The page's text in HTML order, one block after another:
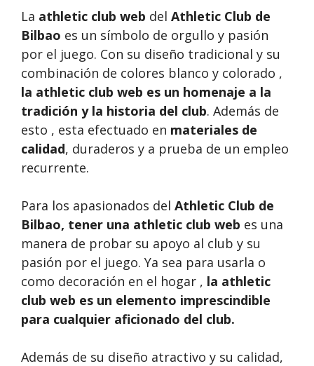
La athletic club web del Athletic Club de
Bilbao es un símbolo de orgullo y pasión
por el juego. Con su diseño tradicional y su
combinación de colores blanco y colorado ,
la athletic club web es un homenaje a la
tradición y la historia del club. Además de
esto , esta efectuado en materiales de
calidad, duraderos y a prueba de un empleo
recurrente.
Para los apasionados del Athletic Club de
Bilbao, tener una athletic club web es una
manera de probar su apoyo al club y su
pasión por el juego. Ya sea para usarla o
como decoración en el hogar , la athletic
club web es un elemento imprescindible
para cualquier aficionado del club.
Además de su diseño atractivo y su calidad,